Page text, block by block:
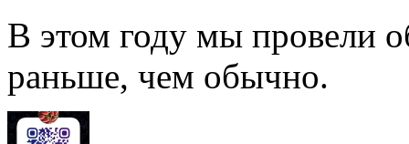
В этом году мы провели
раньше, чем обычно.